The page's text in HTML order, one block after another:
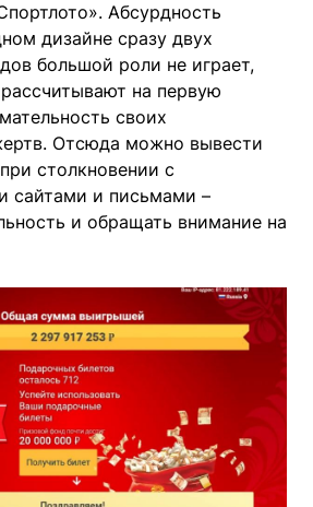
Абсурдность
дизайне сразу двух
большой роли не играет,
на первую
своих
Отсюда можно вывести
столкновении с
сайтами и письмами –
и обращать внимание на